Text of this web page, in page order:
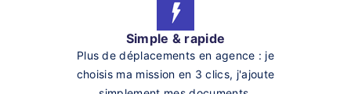
Simple & rapide
Plus de déplacements en agence : je
choisis ma mission en 3 clics, j'ajoute